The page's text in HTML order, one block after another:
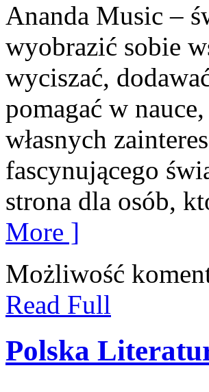
Ananda Music –
wyobrazić sobie
wyciszać,
pomagać w
własnych
fascynującego
strona dla osób,
More ]
Możliwość
Read Full
Polska